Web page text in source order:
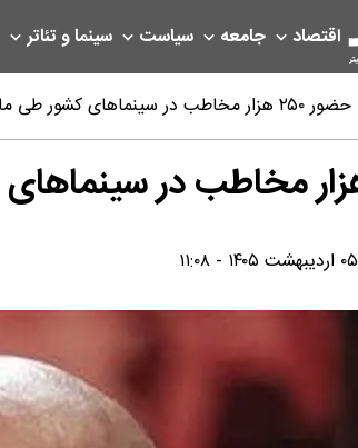
اقتصاد جامعه سیاست سینما و تئاتر
حضور ۲۵۰ هزار مخاطب در سینماهای کشور طی ماه فروردین | فروش ۲۴ میلیارد تومانی گیشه
۰۵ اردیبهشت ۱۴۰۵ - ۱۱:۰۸